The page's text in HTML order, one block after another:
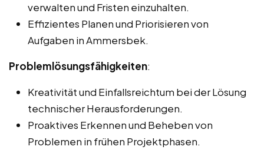
verwalten und Fristen einzuhalten.
Effizientes Planen und Priorisieren von
Aufgaben in Ammersbek.
Problemlösungsfähigkeiten:
Kreativität und Einfallsreichtum bei der Lösung
technischer Herausforderungen.
Proaktives Erkennen und Beheben von
Problemen in frühen Projektphasen.